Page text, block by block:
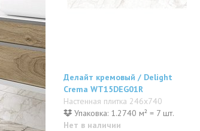
Делайт кремовый / Delight
Crema WT15DEG01R
Настенная плитка 246x740
Упаковка: 1.2740 м² = 7 шт.
Нет в наличии